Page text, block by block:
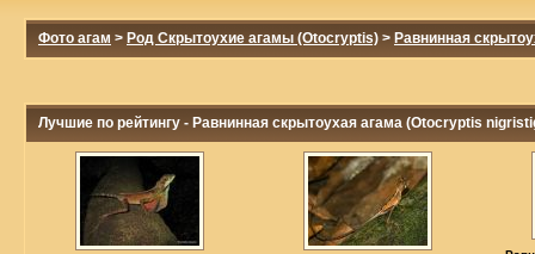
Фото агам > Род Скрытоухие агамы (Otocryptis) > Равнинная
Лучшие по рейтингу - Равнинная скрытоухая агама (Otocryptis